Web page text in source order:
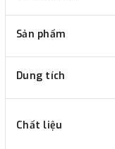
Sản phẩm
Dung tích
Chất liệu